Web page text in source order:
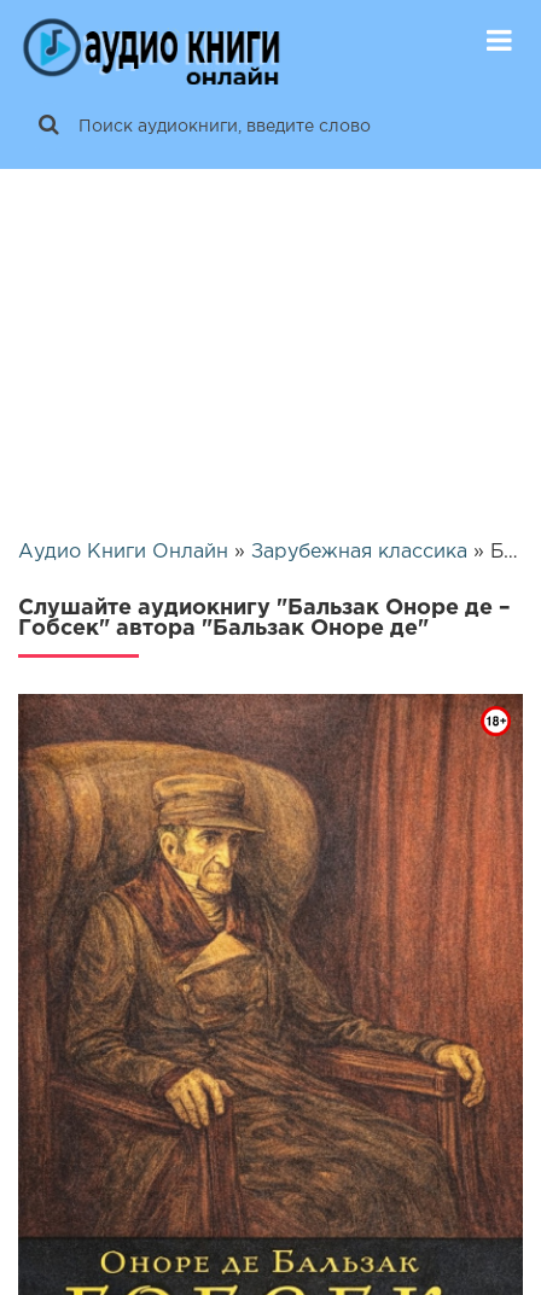
Аудио Книги Онлайн » Зарубежная классика » Бальзак Оноре де – Гобсек | 25645
Слушайте аудиокнигу "Бальзак Оноре де –
Гобсек" автора "Бальзак Оноре де"